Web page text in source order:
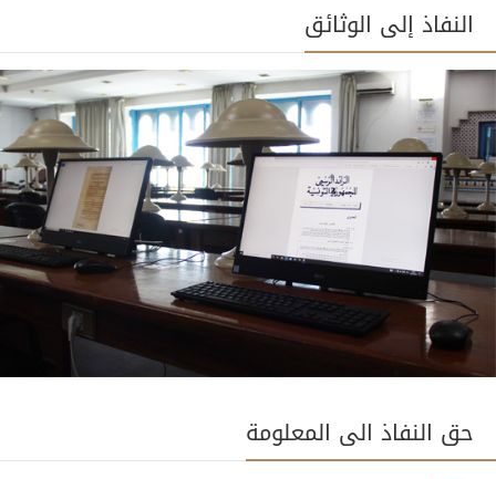
النفاذ إلى الوثائق
حق النفاذ الى المعلومة